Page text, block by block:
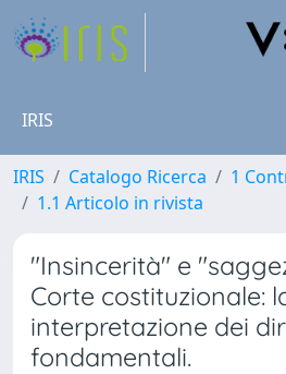
IRIS
IRIS Catalogo Ricerca
1
1.1 Articolo in rivista
"Insincerità" e
Corte costituzionale:
interpretazione dei
fondamentali.